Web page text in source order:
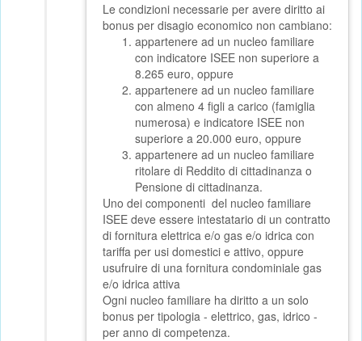
Le condizioni necessarie per avere diritto ai
bonus per disagio economico non cambiano:
appartenere ad un nucleo familiare
con indicatore ISEE non superiore a
8.265 euro, oppure
appartenere ad un nucleo familiare
con almeno 4 figli a carico (famiglia
numerosa) e indicatore ISEE non
superiore a 20.000 euro, oppure
appartenere ad un nucleo familiare
ritolare di Reddito di cittadinanza o
Pensione di cittadinanza.
Uno dei componenti del nucleo familiare
ISEE deve essere intestatario di un contratto
di fornitura elettrica e/o gas e/o idrica con
tariffa per usi domestici e attivo, oppure
usufruire di una fornitura condominiale gas
e/o idrica attiva
Ogni nucleo familiare ha diritto a un solo
bonus per tipologia - elettrico, gas, idrico -
per anno di competenza.